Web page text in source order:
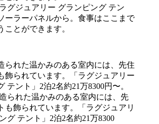
グジュアリー グランピング テン
ーラーパネルから。食事はここまで
ことができます。
られた温かみのある室内には、先
も飾られています。「ラグジュアリ
グ テント」2泊2名約21万8300